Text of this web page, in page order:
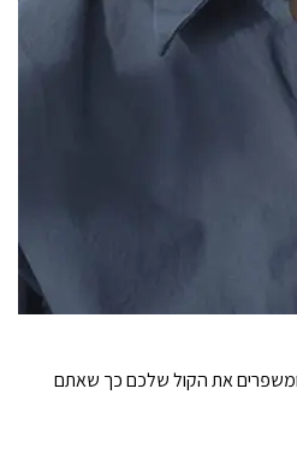
ומשפרים את הקול שלכם כך שאתם